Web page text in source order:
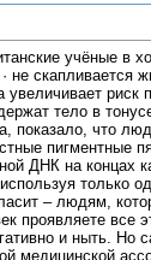
учёные в
скапливается
риск
тело в
показало, что
пигментные
ДНК на концах
только
– людям,
проявляете все
и ныть. Но
медицинской